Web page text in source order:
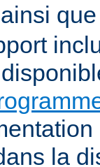
ainsi
la